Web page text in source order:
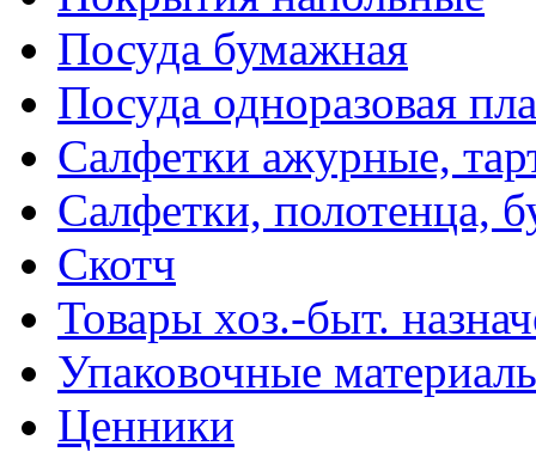
Посуда бумажная
Посуда одноразовая
Салфетки ажурные,
Салфетки, полотенца,
Скотч
Товары хоз.-быт.
Упаковочные
Ценники